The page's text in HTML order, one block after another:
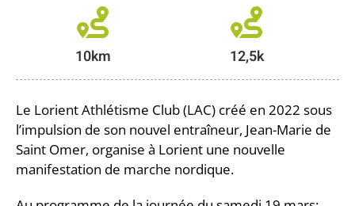
10km
Le Lorient Athlétisme Club (LAC) créé en 2022 sous
l’impulsion de son nouvel entraîneur, Jean-Marie de
Saint Omer, organise à Lorient une nouvelle
manifestation de marche nordique.